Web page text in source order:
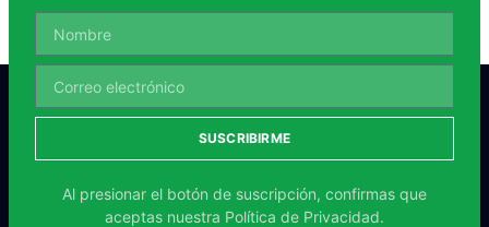
SUSCRIBIRME
Al presionar el botón de suscripción, confirmas que
aceptas nuestra Política de Privacidad.